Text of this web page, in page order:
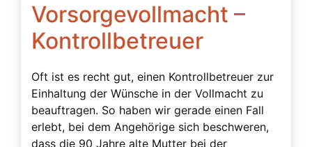
Vorsorgevollmacht –
Kontrollbetreuer
Oft ist es recht gut, einen Kontrollbetreuer zur
Einhaltung der Wünsche in der Vollmacht zu
beauftragen. So haben wir gerade einen Fall
erlebt, bei dem Angehörige sich beschweren,
dass die 90 Jahre alte Mutter bei der
Einsichtsfähigkeit
einstweilige Verfügung
Einwilligungsvorbehalt
Ergänzungsbetreuung
Filme